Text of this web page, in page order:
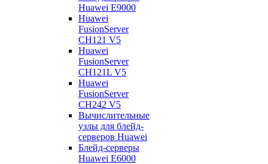
Huawei E9000
Huawei
FusionServer
CH121 V5
Huawei
FusionServer
CH121L V5
Huawei
FusionServer
CH242 V5
Вычислительные
узлы для блейд-
серверов Huawei
Блейд-серверы
Huawei E6000